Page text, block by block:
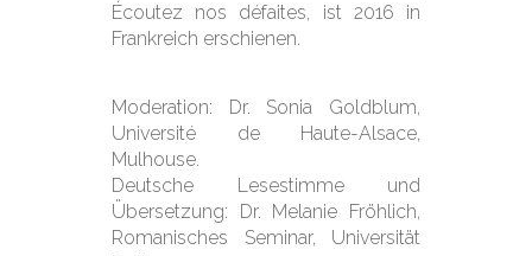
Écoutez nos défaites, ist 2016 in
Frankreich erschienen.
Moderation: Dr. Sonia Goldblum,
Université de Haute-Alsace,
Mulhouse.
Deutsche Lesestimme und
Übersetzung: Dr. Melanie Fröhlich,
Romanisches Seminar, Universität